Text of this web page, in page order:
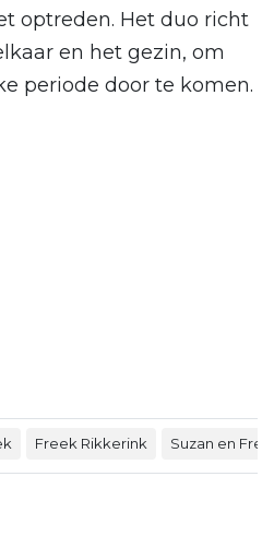
optreden. Het duo richt
en het gezin, om
periode door te komen.
Freek Rikkerink Suzan en